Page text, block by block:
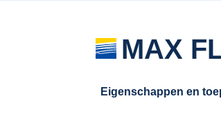
MAX
Eigenschappen en